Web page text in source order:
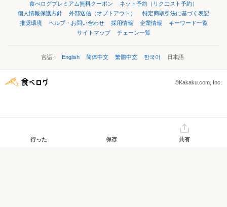
食べログプレミアム無料クーポン
ネット予約（リクエスト予約）
個人情報保護方針
外部送信（オプトアウト）
特定商取引法に基づく表記
推奨環境
ヘルプ・お問い合わせ 採用情報 企業情報
キーワード一覧
サイトマップ
チェーン一覧
言語： English 简体中文 繁體中文 한국어 日本語
©Kakaku.com, Inc.
行った 保存 共有